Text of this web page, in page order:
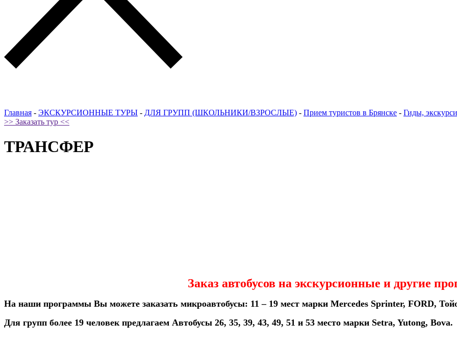
Главная - ЭКСКУРСИОННЫЕ ТУРЫ - ДЛЯ ГРУПП (ШКОЛЬНИКИ/ВЗРОСЛЫЕ) - Прием туристов в Брянске - Гиды,
>> Заказать тур <<
ТРАНСФЕР
Заказ автобусов на экскурсионные и другие
На наши программы Вы можете заказать микроавтобусы: 11 – 19 мест марки Mercedes Sprinter, FORD,
Для групп более 19 человек предлагаем Автобусы 26, 35, 39, 43, 49, 51 и 53 место марки Setra, Yutong, Bova.